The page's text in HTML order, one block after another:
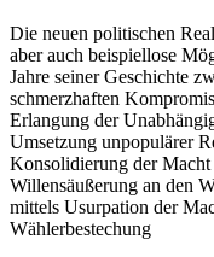
Die neuen poli­ti­schen
aber auch bei­spiel­lose
Jahre seiner Geschichte
schmerz­haf­ten
Erlan­gung der
Umset­zung unpo­pu­lä­rer
Kon­so­li­die­rung der Macht
Wil­lens­äu­ße­rung an den
mittels Usur­pa­tion der
Wählerbestechung